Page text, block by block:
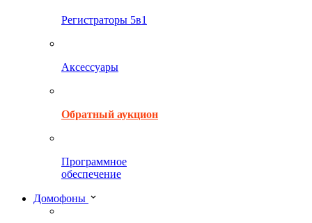
Регистраторы 5в1
Аксессуары
Обратный аукцион
Программное
обеспечение
Домофоны